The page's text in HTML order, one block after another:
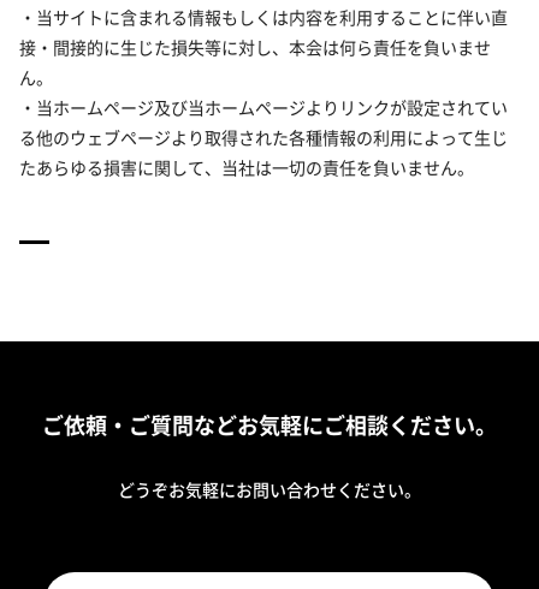
・当サイトに含まれる情報もしくは内容を利用することに伴い直
接・間接的に生じた損失等に対し、本会は何ら責任を負いませ
ん。
・当ホームページ及び当ホームページよりリンクが設定されてい
る他のウェブページより取得された各種情報の利用によって生じ
たあらゆる損害に関して、当社は一切の責任を負いません。
ご依頼・ご質問などお気軽にご相談ください。
どうぞお気軽にお問い合わせください。